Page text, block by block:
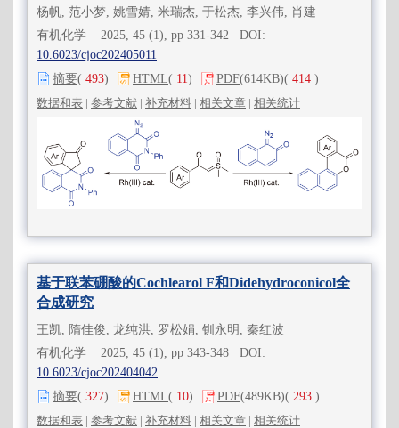
杨帆, 范小梦, 姚雪婧, 米瑞杰, 于松杰, 李兴伟, 肖建
有机化学 2025, 45 (1), pp 331-342 DOI:
10.6023/cjoc202405011
摘要( 493) HTML( 11) PDF(614KB)( 414 )
数据和表 | 参考文献 | 补充材料 | 相关文章 | 相关统计
基于联苯硼酸的Cochlearol F和Didehydroconicol全
合成研究
王凯, 隋佳俊, 龙纯洪, 罗松娟, 钏永明, 秦红波
有机化学 2025, 45 (1), pp 343-348 DOI:
10.6023/cjoc202404042
摘要( 327) HTML( 10) PDF(489KB)( 293 )
数据和表 | 参考文献 | 补充材料 | 相关文章 | 相关统计